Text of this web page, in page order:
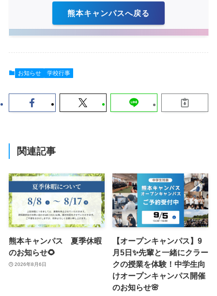
熊本キャンパスへ戻る
お知らせ 学校行事
関連記事
熊本キャンパス 夏季休暇
のお知らせ🌻
2026年8月6日
【オープンキャンパス】9
月5日✨先輩と一緒にクラー
クの授業を体験！中学生向
けオープンキャンパス開催
のお知らせ🌸